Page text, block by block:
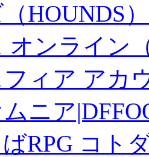
HOUNDS
オンライン
フィア アカ
ニア
RPG コト